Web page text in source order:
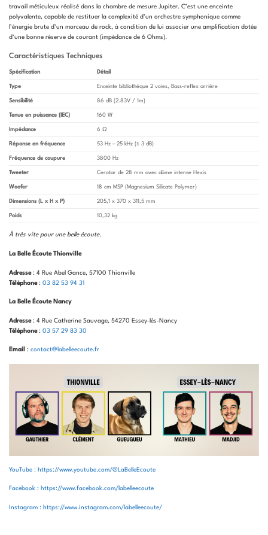
travail méticuleux réalisé dans la chambre de mesure Jupiter. C’est une enceinte
polyvalente, capable de restituer la complexité d’un orchestre symphonique comme
l’énergie brute d’un morceau de rock, à condition de lui associer une amplification dotée
d’une bonne réserve de courant (impédance de 6 Ohms).
Caractéristiques Techniques
Spécification Détail
Type Enceinte bibliothèque 2 voies, Bass-reflex arrière
Sensibilité 86 dB (2.83V / 1m)
Tenue en puissance (IEC) 160 W
Impédance 6 Ω
Réponse en fréquence 53 Hz – 25 kHz (± 3 dB)
Fréquence de coupure 3800 Hz
Tweeter Cerotar de 28 mm avec dôme interne Hexis
Woofer 18 cm MSP (Magnesium Silicate Polymer)
Dimensions (L x H x P) 205,1 x 370 x 311,5 mm
Poids 10,32 kg
À très vite pour une belle écoute.
La Belle Écoute Thionville
Adresse: 4 Rue Abel Gance, 57100 Thionville
Téléphone: 03 82 53 94 31
La Belle Écoute Nancy
Adresse: 4 Rue Catherine Sauvage, 54270 Essey-lès-Nancy
Téléphone: 03 57 29 83 30
Email : contact@labelleecoute.fr
YouTube : https://www.youtube.com/@LaBelleEcoute
Facebook : https://www.facebook.com/labelleecoute
Instagram : https://www.instagram.com/labelleecoute/